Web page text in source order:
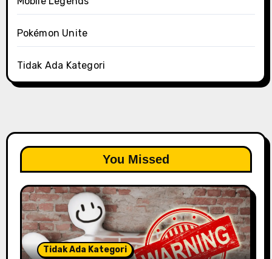
Pokémon Unite
Tidak Ada Kategori
You Missed
Tidak Ada Kategori